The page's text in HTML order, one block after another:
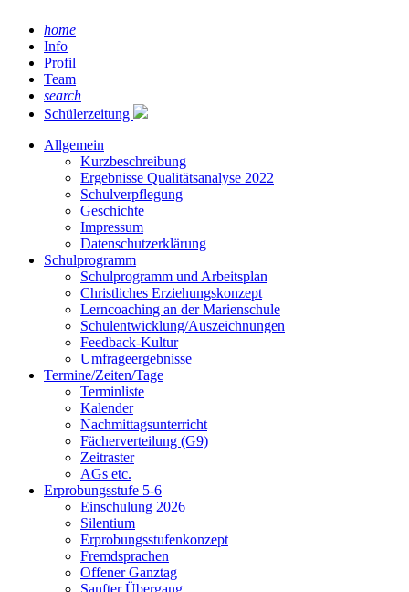
home
Info
Profil
Team
search
Schülerzeitung
Allgemein
Kurzbeschreibung
Ergebnisse Qualitätsanalyse 2022
Schulverpflegung
Geschichte
Impressum
Datenschutzerklärung
Schulprogramm
Schulprogramm und Arbeitsplan
Christliches Erziehungskonzept
Lerncoaching an der Marienschule
Schulentwicklung/Auszeichnungen
Feedback-Kultur
Umfrageergebnisse
Termine/Zeiten/Tage
Terminliste
Kalender
Nachmittagsunterricht
Fächerverteilung (G9)
Zeitraster
AGs etc.
Erprobungsstufe 5-6
Einschulung 2026
Silentium
Erprobungsstufenkonzept
Fremdsprachen
Offener Ganztag
Sanfter Übergang